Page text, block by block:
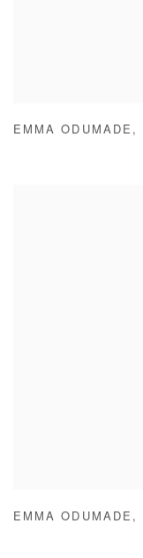
EMMA ODUMADE ,
EMMA ODUMADE ,